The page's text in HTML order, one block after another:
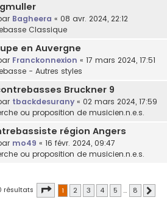
Bagheera « 08 avr. 2024, 22:12
Classique
en Auvergne
Franckonnexion « 17 mars 2024, 17:51
- Autres styles
Bruckner 9
tbackdesurany « 02 mars 2024, 17:59
ou proposition de musicien.n.e.s.
région Angers
mo49 « 16 févr. 2024, 09:47
ou proposition de musicien.n.e.s.
résultats Page 1sur8
1 2 3 4 5 … 8